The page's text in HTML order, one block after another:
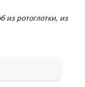
из ротоглотки, из